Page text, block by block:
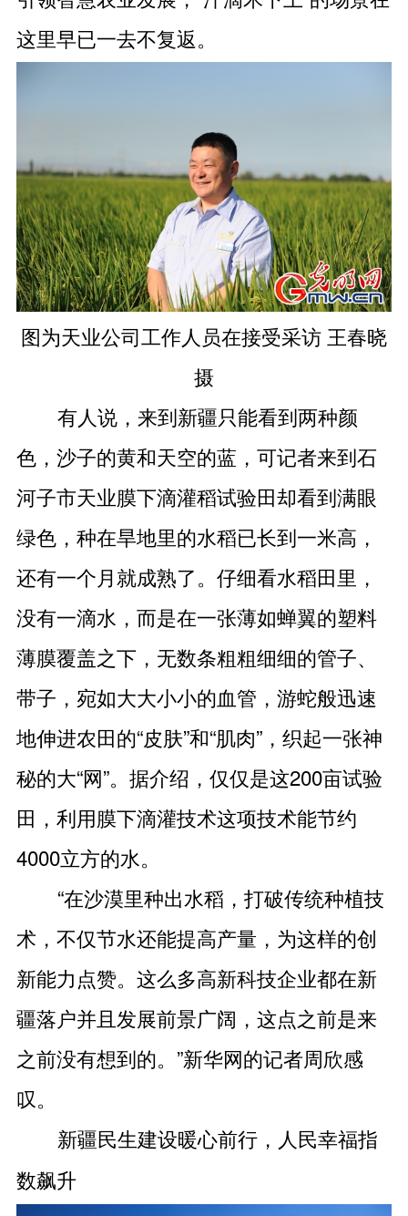
这里早已一去不复返。
图为天业公司工作人员在接受采访 王春晓
摄
有人说，来到新疆只能看到两种颜
色，沙子的黄和天空的蓝，可记者来到石
河子市天业膜下滴灌稻试验田却看到满眼
绿色，种在旱地里的水稻已长到一米高，
还有一个月就成熟了。仔细看水稻田里，
没有一滴水，而是在一张薄如蝉翼的塑料
薄膜覆盖之下，无数条粗粗细细的管子、
带子，宛如大大小小的血管，游蛇般迅速
地伸进农田的“皮肤”和“肌肉”，织起一张神
秘的大“网”。据介绍，仅仅是这200亩试验
田，利用膜下滴灌技术这项技术能节约
4000立方的水。
“在沙漠里种出水稻，打破传统种植技
术，不仅节水还能提高产量，为这样的创
新能力点赞。这么多高新科技企业都在新
疆落户并且发展前景广阔，这点之前是来
之前没有想到的。”新华网的记者周欣感
叹。
新疆民生建设暖心前行，人民幸福指
数飙升